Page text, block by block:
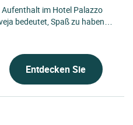
Aufenthalt im Hotel Palazzo
bedeutet, Spaß zu haben
Entdecken Sie